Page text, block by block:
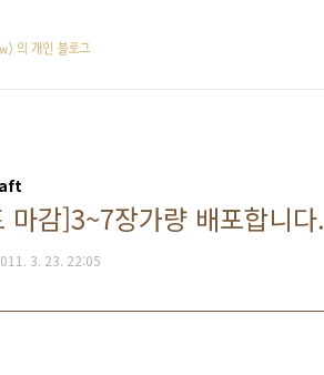
마감]3~7장가량 배포합니다.
3. 23. 22:05